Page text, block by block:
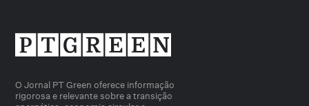
O Jornal PT Green oferece informação
rigorosa e relevante sobre a transição